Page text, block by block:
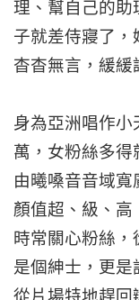
理、幫自己的助
子就差侍寢了，
杳杳無言，緩緩
身為亞洲唱作
萬，女粉絲多得
由曦嗓音音域寬
顏值超、級、高
時常關心粉絲
是個紳士，更是